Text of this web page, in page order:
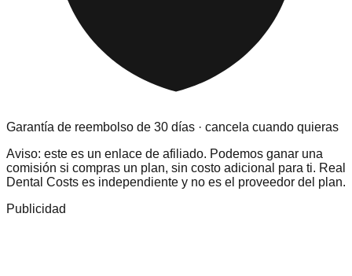
Garantía de reembolso de 30 días · cancela cuando quieras
Aviso: este es un enlace de afiliado. Podemos ganar una
comisión si compras un plan, sin costo adicional para ti. Real
Dental Costs es independiente y no es el proveedor del plan.
Publicidad